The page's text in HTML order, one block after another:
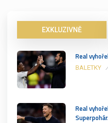
EXKLUZIVNĚ
Real
BALETKY
Real